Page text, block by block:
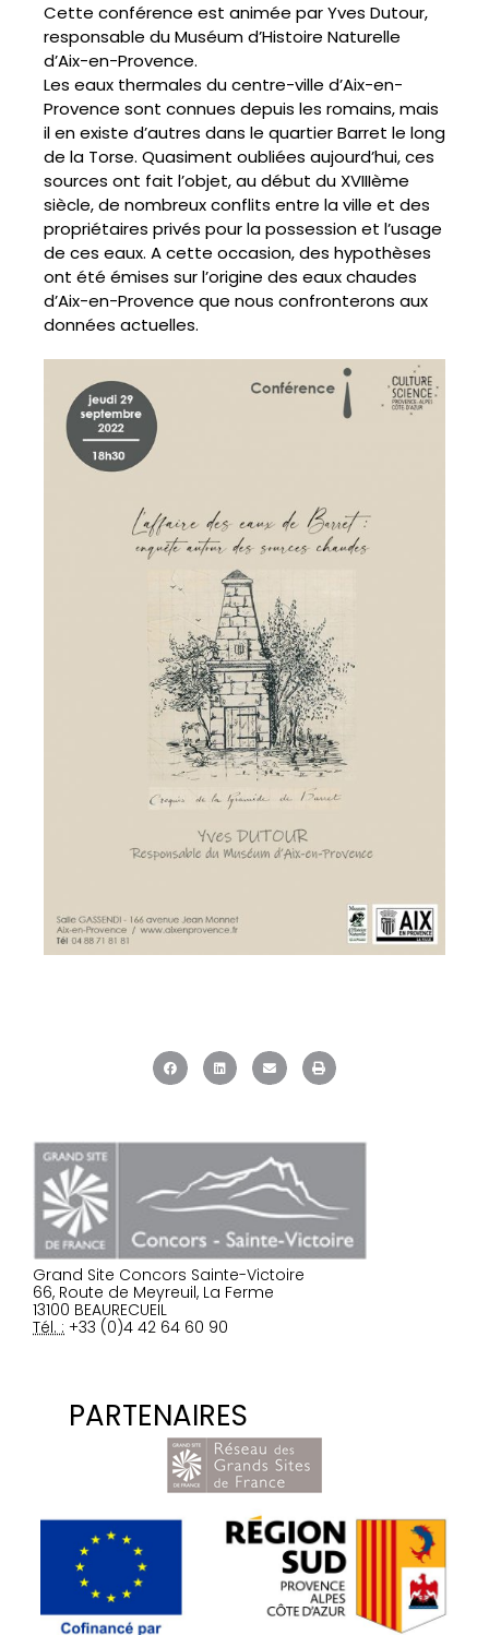
Cette conférence est animée par Yves Dutour,
responsable du Muséum d’Histoire Naturelle
d’Aix-en-Provence.
Les eaux thermales du centre-ville d’Aix-en-
Provence sont connues depuis les romains, mais
il en existe d’autres dans le quartier Barret le long
de la Torse. Quasiment oubliées aujourd’hui, ces
sources ont fait l’objet, au début du XVIIIème
siècle, de nombreux conflits entre la ville et des
propriétaires privés pour la possession et l’usage
de ces eaux. A cette occasion, des hypothèses
ont été émises sur l’origine des eaux chaudes
d’Aix-en-Provence que nous confronterons aux
données actuelles.
Grand Site Concors Sainte-Victoire
66, Route de Meyreuil, La Ferme
13100 BEAURECUEIL
Tél. : +33 (0)4 42 64 60 90
PARTENAIRES